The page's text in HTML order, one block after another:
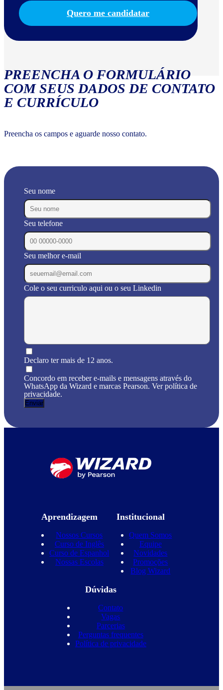
Quero me candidatar
PREENCHA O FORMULÁRIO
COM SEUS DADOS DE CONTATO
E CURRÍCULO
Preencha os campos e aguarde nosso contato.
Seu nome
Seu telefone
Seu melhor e-mail
Cole o seu curriculo aqui ou o seu Linkedin
Declaro ter mais de 12 anos.
Concordo em receber e-mails e mensagens através do
WhatsApp da Wizard e marcas Pearson. Ver política de
privacidade.
Aprendizagem
Nossos Cursos
Curso de Inglês
Curso de Espanhol
Nossas Escolas
Institucional
Quem Somos
Equipe
Novidades
Promoções
Blog Wizard
Dúvidas
Contato
Vagas
Parcerias
Perguntas frequentes
Política de privacidade